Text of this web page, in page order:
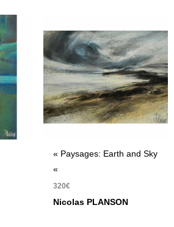
« Paysages: Earth and Sky
«
320€
Nicolas PLANSON